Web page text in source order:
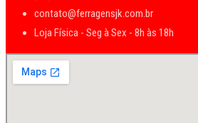
contato@ferragensjk.com.br
Loja Física - Seg à Sex - 8h às 18h